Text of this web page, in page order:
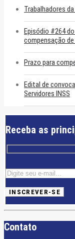
Trabalhadores
Episódio #264
compensação
Prazo para
Edital de
Servidores INSS
Receba as
Contato